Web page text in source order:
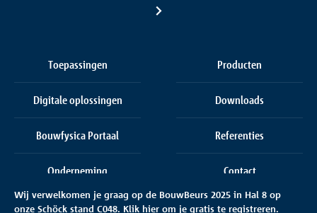
Wij verwelkomen je graag op de BouwBeurs 2025 in Hal 8 op
onze Schöck stand C048. Klik hier om je gratis te registreren.
Toepassingen Producten
Digitale oplossingen Downloads
Bouwfysica Portaal Referenties
Onderneming Contact